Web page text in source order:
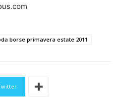
borse primavera estate 2011